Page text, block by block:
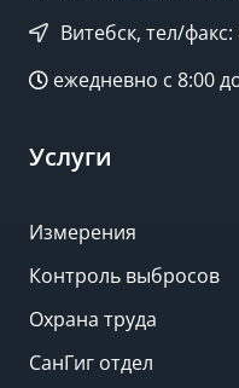
Витебск, тел/
ежедневно с 8:00
Услуги
Измерения
Контроль выбросов
Охрана труда
СанГиг отдел